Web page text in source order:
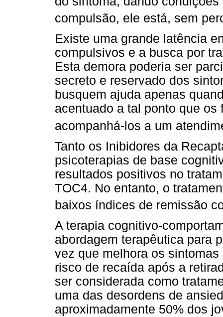
compulsão, ele está, sem
Existe uma grande latência
compulsivos e a busca por
Esta demora poderia ser
secreto e reservado dos
busquem ajuda apenas
acentuado a tal ponto que
acompanhá-los a um
Tanto os Inibidores da
psicoterapias de base
resultados positivos no
TOC4. No entanto, o
baixos índices de remissão
A terapia cognitivo-
abordagem terapêutica para
vez que melhora os
risco de recaída após a
ser considerada como
uma das desordens de
aproximadamente 50% dos